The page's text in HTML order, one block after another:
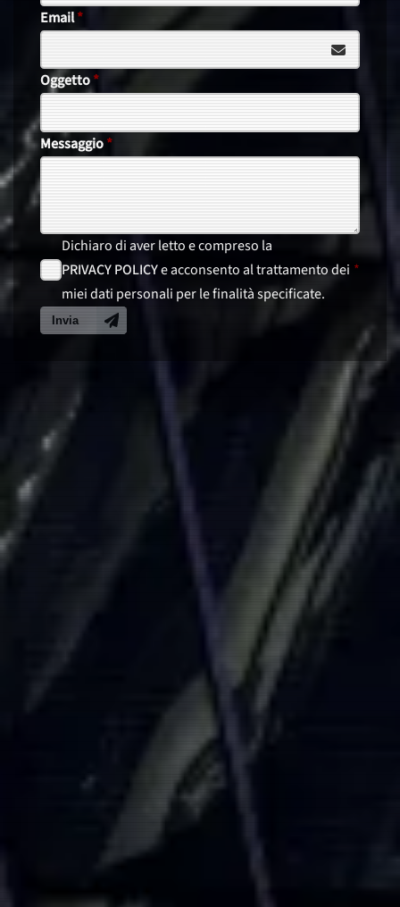
Email*
Oggetto*
Messaggio*
Dichiaro di aver letto e compreso la
PRIVACY POLICYe acconsento al trattamento dei
miei dati personali per le finalità specificate.
*
Invia